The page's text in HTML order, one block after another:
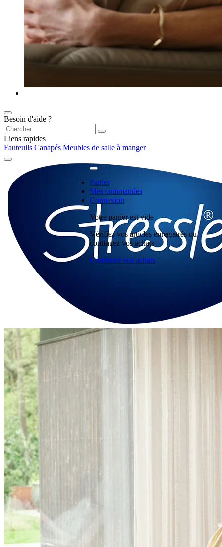
Besoin d'aide ?
Liens rapides
Fauteuils Canapés Meubles de salle à manger
Panier
Mes commandes
Connexion
Votre panier est vide
Vérifiez vos articles enregistrés ou
continuez vos achats
Continuer vos achats